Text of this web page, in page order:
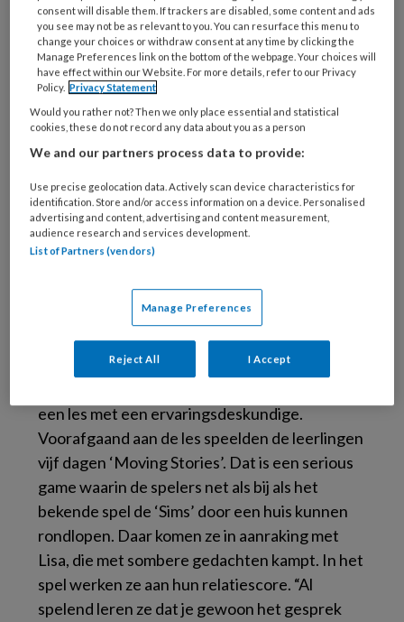
en GGD, werken hierbij samen. De GGD
screent scholieren door hen digitaal vragen te
laten beantwoorden. Jongeren met acute
suïcidaliteit worden binnen 48 uur
doorverwezen voor behandeling. De jongeren
met depressieve klachten krijgen het
preventieprogramma ‘Op Volle Kracht’
aangeboden. Dat is een training voor jongeren
die niet lekker in hun vel zitten.
Moving stories en
ervaringsdeskundige
Aanvullend op de bestaande STORM-aanpak
kregen de docenten een training over
een les met een ervaringsdeskundige.
Voorafgaand aan de les speelden de leerlingen
vijf dagen ‘Moving Stories’. Dat is een serious
game waarin de spelers net als bij als het
bekende spel de ‘Sims’ door een huis kunnen
rondlopen. Daar komen ze in aanraking met
Lisa, die met sombere gedachten kampt. In het
spel werken ze aan hun relatiescore. “Al
spelend leren ze dat je gewoon het gesprek
consent will disable them. If trackers are disabled, some content and ads
you see may not be as relevant to you. You can resurface this menu to
change your choices or withdraw consent at any time by clicking the
Manage Preferences link on the bottom of the webpage. Your choices will
have effect within our Website. For more details, refer to our Privacy
Policy. Privacy Statement
Would you rather not? Then we only place essential and statistical
cookies, these do not record any data about you as a person
We and our partners process data to provide:
Use precise geolocation data. Actively scan device characteristics for
identification. Store and/or access information on a device. Personalised
advertising and content, advertising and content measurement,
audience research and services development.
List of Partners (vendors)
Manage Preferences
Reject All I Accept